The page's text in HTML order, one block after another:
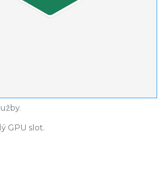
GPU slot.